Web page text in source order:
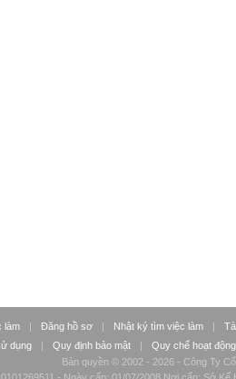
làm | Đăng hồ sơ | Nhật ký tìm việc làm |
dụng
| Quy định bảo mật |
Quy chế hoạt động
Bản quyền © 2002 - 2026 - Công Ty